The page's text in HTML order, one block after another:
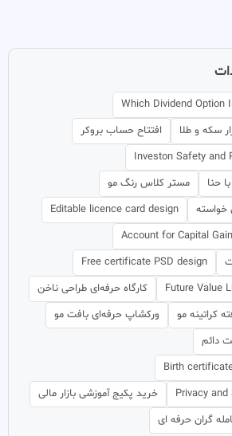
Which Dividend Option
سکه و طلا
افتتاح حساب بروکر
Investon Safety and
حنا
مستر کلاس رنگ مو
خواسته
Editable licence card design
Account for Capital
Free certificate PSD design
Future Value
کارگاه حرفه‌ای طراحی ناخن
کراتینه مو
ورکشاپ حرفه‌ای بافت مو
دائم
Birth
Privacy
خرید پکیج آموزشی بازار مالی
گران حرفه ای